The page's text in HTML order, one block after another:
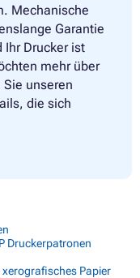
Mechanische
Garantie
Drucker ist
mehr über
unseren
die sich
Druckerpatronen
xerografisches Papier